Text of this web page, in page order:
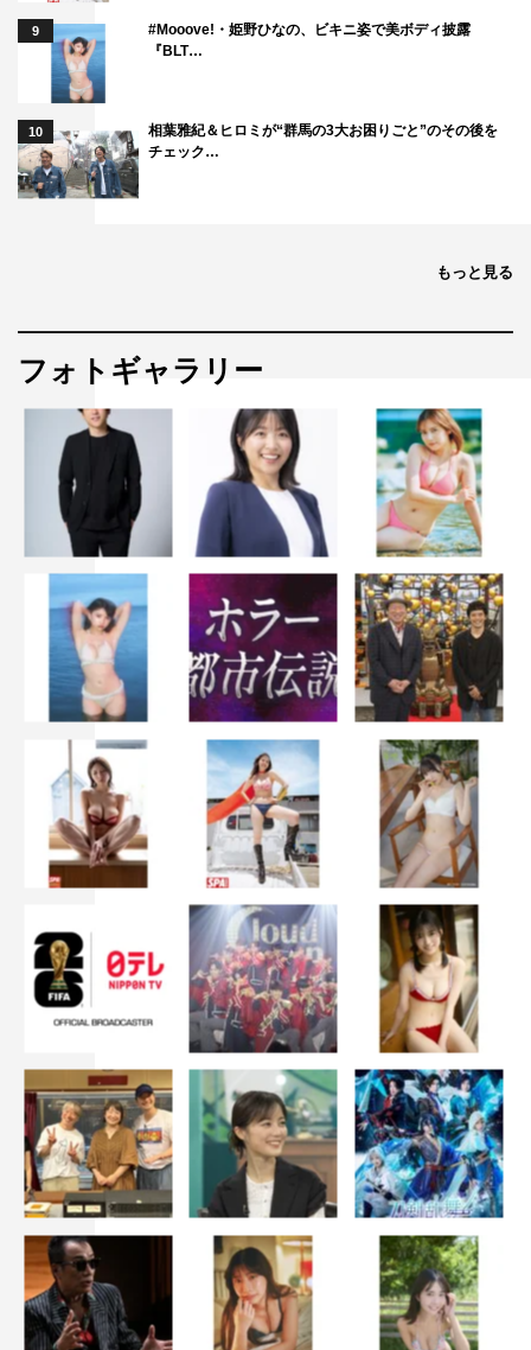
9
#Mooove!・姫野ひなの、ビキニ姿で美ボディ披露
『BLT…
10
相葉雅紀＆ヒロミが“群馬の3大お困りごと”のその後を
チェック…
もっと見る
フォトギャラリー